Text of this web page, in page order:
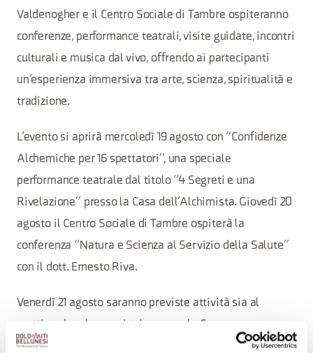
Valdenogher e il Centro Sociale di Tambre ospiteranno
conferenze, performance teatrali, visite guidate, incontri
culturali e musica dal vivo, offrendo ai partecipanti
un’esperienza immersiva tra arte, scienza, spiritualità e
tradizione.
L’evento si aprirà mercoledì 19 agosto con “Confidenze
Alchemiche per 16 spettatori”, una speciale
performance teatrale dal titolo “4 Segreti e una
Rivelazione” presso la Casa dell’Alchimista. Giovedì 20
agosto il Centro Sociale di Tambre ospiterà la
conferenza “Natura e Scienza al Servizio della Salute”
con il dott. Ernesto Riva.
Venerdì 21 agosto saranno previste attività sia al
mattino che al pomeriggio presso la Casa
dell’Alchimista: una visita al museo con i Compagni di